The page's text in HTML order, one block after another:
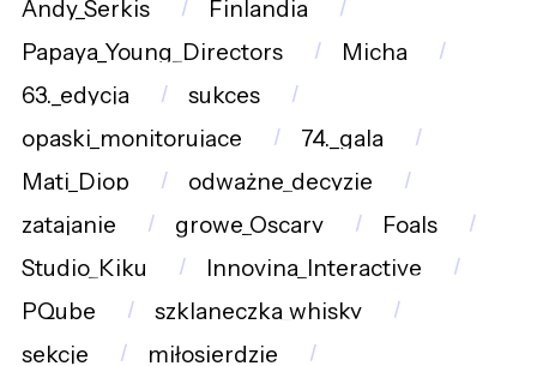
Andy_Serkis
Finlandia
Papaya_Young_Directors
Micha
63._edycja
sukces
opaski_monitorujące
74._gala
Mati_Diop
odważne_decyzje
zatajanie
growe_Oscary
Foals
Studio_Kiku
Innovina_Interactive
PQube
szklaneczka_whisky
sekcje
miłosierdzie